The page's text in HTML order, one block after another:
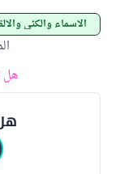
الأسماء والكنى
هل